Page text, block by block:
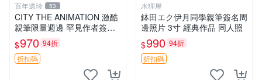
百年遺珍 53
CITY THE ANIMATION 激酷
親筆限量週邊 罕見作者簽名
收藏 現代潮流擺飾 9x9cm 專
家推薦 國際珍藏款 周邊 照片
周邊 尺寸 收藏品
$970 94折
折扣碼
水狸屋
鉢田エク伊月同學親筆簽名周
邊照片 3寸 經典作品 同人照
$990 94折
折扣碼